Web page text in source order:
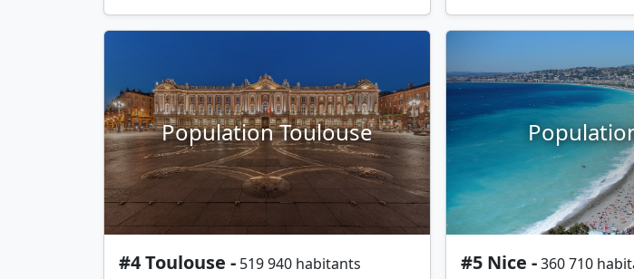
Population Toulouse
#4 Toulouse - 519 940 habitants
#5 Nice -360 710